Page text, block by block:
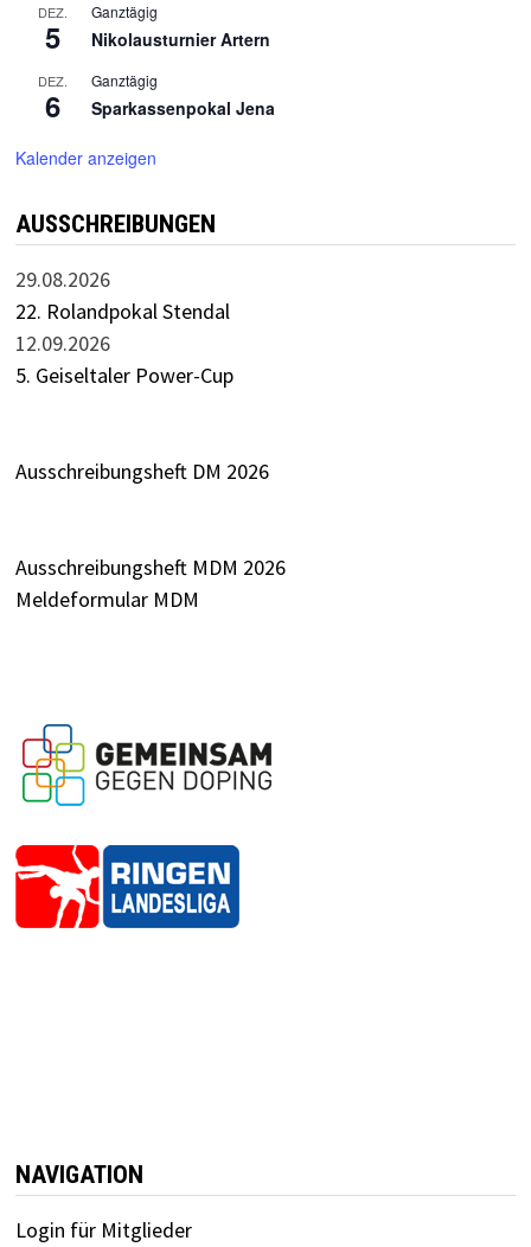
DEZ.
5
Ganztägig
Nikolausturnier Artern
DEZ.
6
Ganztägig
Sparkassenpokal Jena
Kalender anzeigen
AUSSCHREIBUNGEN
29.08.2026
22. Rolandpokal Stendal
12.09.2026
5. Geiseltaler Power-Cup
Ausschreibungsheft DM 2026
Ausschreibungsheft MDM 2026
Meldeformular MDM
NAVIGATION
Login für Mitglieder